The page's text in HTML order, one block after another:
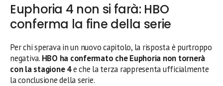
Euphoria 4 non si farà: HBO
conferma la fine della serie
Per chi sperava in un nuovo capitolo, la risposta è purtroppo
negativa. HBO ha confermato che Euphoria non tornerà
con la stagione 4e che la terza rappresenta ufficialmente
la conclusione della serie.